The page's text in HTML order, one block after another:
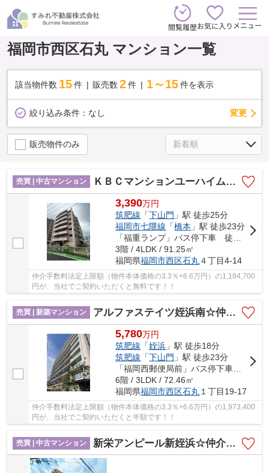
閲覧履歴お気に入り メニュー
福岡市西区石丸 マンション一覧
該当物件数 15件 販売数 2 件 1～15 件を表示
絞り込み条件： なし 変更
販売物件のみ
売買 | 中古マンション ＫＢＣマンションユーハイム福重☆仲介手数料無料☆
3,390万円
筑肥線 「下山門 」駅 徒歩25分
福岡市七隈線 「橋本 」駅 徒歩23分
3階 / 4LDK / 91.25㎡
福岡県福岡市西区石丸４丁目4-14
仲介手数料法定上限額（物件本体価格の3.3％+6.6万円）の1,184,700
円が、当社でご契約いただくと無料です！！
売買 | 新築マンション アルファステイツ姪浜南☆仲介手数料半額☆
5,780万円
筑肥線 「姪浜 」駅 徒歩18分
筑肥線 「下山門 」駅 徒歩23分
6階 / 3LDK / 72.46㎡
福岡県福岡市西区石丸 １丁目19-17
仲介手数料法定上限額（物件本体価格の3.3％+6.6万円）の1,973,400
円が、当社でご契約いただくと半額です！！
売買 | 中古マンション 新栄アンピール新姪浜☆仲介手数料無料☆